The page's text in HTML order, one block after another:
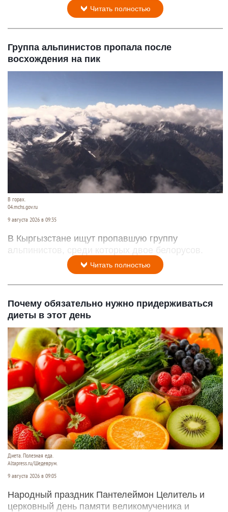
Читать полностью
Группа альпинистов пропала после
восхождения на пик
В горах.
04.mchs.gov.ru
9 августа 2026 в 09:35
В Кыргызстане ищут пропавшую группу
альпинистов, среди которых двое белорусов.
Читать полностью
Почему обязательно нужно придерживаться
диеты в этот день
Диета. Полезная еда.
Altapress.ru/Шедеврум.
9 августа 2026 в 09:05
Народный праздник Пантелеймон Целитель и
церковный день памяти великомученика и